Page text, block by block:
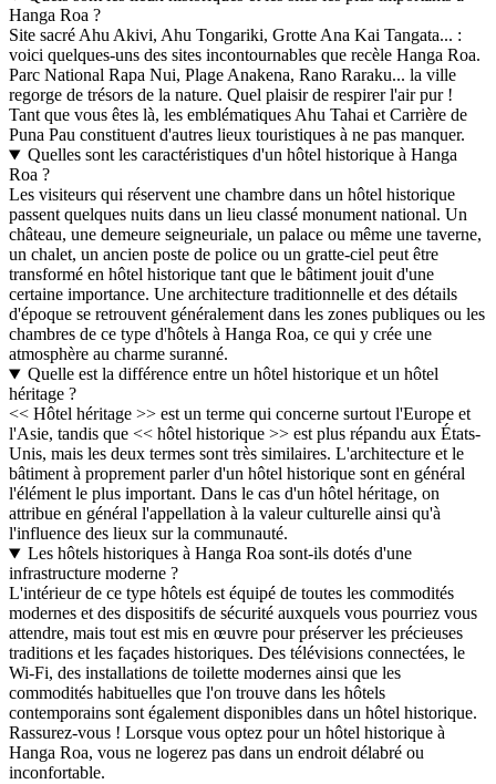
Hanga Roa ?
Site sacré Ahu Akivi, Ahu Tongariki, Grotte Ana Kai Tangata... :
voici quelques-uns des sites incontournables que recèle Hanga Roa.
Parc National Rapa Nui, Plage Anakena, Rano Raraku... la ville
regorge de trésors de la nature. Quel plaisir de respirer l'air pur !
Tant que vous êtes là, les emblématiques Ahu Tahai et Carrière de
Puna Pau constituent d'autres lieux touristiques à ne pas manquer.
Quelles sont les caractéristiques d'un hôtel historique à Hanga
Roa ?
Les visiteurs qui réservent une chambre dans un hôtel historique
passent quelques nuits dans un lieu classé monument national. Un
château, une demeure seigneuriale, un palace ou même une taverne,
un chalet, un ancien poste de police ou un gratte-ciel peut être
transformé en hôtel historique tant que le bâtiment jouit d'une
certaine importance. Une architecture traditionnelle et des détails
d'époque se retrouvent généralement dans les zones publiques ou les
chambres de ce type d'hôtels à Hanga Roa, ce qui y crée une
atmosphère au charme suranné.
Quelle est la différence entre un hôtel historique et un hôtel
héritage ?
<< Hôtel héritage >> est un terme qui concerne surtout l'Europe et
l'Asie, tandis que << hôtel historique >> est plus répandu aux États-
Unis, mais les deux termes sont très similaires. L'architecture et le
bâtiment à proprement parler d'un hôtel historique sont en général
l'élément le plus important. Dans le cas d'un hôtel héritage, on
attribue en général l'appellation à la valeur culturelle ainsi qu'à
l'influence des lieux sur la communauté.
Les hôtels historiques à Hanga Roa sont-ils dotés d'une
infrastructure moderne ?
L'intérieur de ce type hôtels est équipé de toutes les commodités
modernes et des dispositifs de sécurité auxquels vous pourriez vous
attendre, mais tout est mis en œuvre pour préserver les précieuses
traditions et les façades historiques. Des télévisions connectées, le
Wi-Fi, des installations de toilette modernes ainsi que les
commodités habituelles que l'on trouve dans les hôtels
contemporains sont également disponibles dans un hôtel historique.
Rassurez-vous ! Lorsque vous optez pour un hôtel historique à
Hanga Roa, vous ne logerez pas dans un endroit délabré ou
inconfortable.